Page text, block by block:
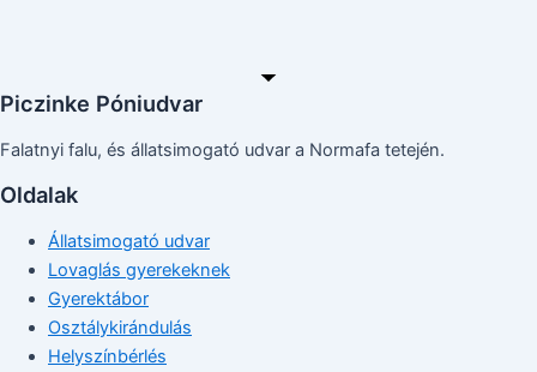
Piczinke Póniudvar
Falatnyi falu, és állatsimogató udvar a Normafa tetején.
Oldalak
Állatsimogató udvar
Lovaglás gyerekeknek
Gyerektábor
Osztálykirándulás
Helyszínbérlés